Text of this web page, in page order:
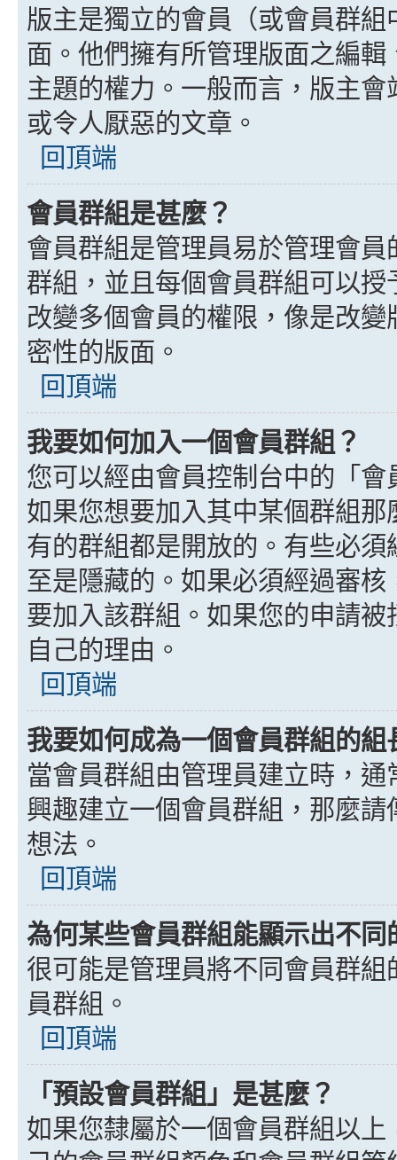
版主是獨立的會員（或會員群
面。他們擁有所管理版面之編
主題的權力。一般而言，版主
或令人厭惡的文章。
回頂端
會員群組是甚麼？
會員群組是管理員易於管理會
群組，並且每個會員群組可以
改變多個會員的權限，像是改
密性的版面。
回頂端
我要如何加入一個會員群組？
您可以經由會員控制台中的「
如果您想要加入其中某個群組
有的群組都是開放的。有些必
至是隱藏的。如果必須經過審
要加入該群組。如果您的申請
自己的理由。
回頂端
我要如何成為一個會員群組的組
當會員群組由管理員建立時，
興趣建立一個會員群組，那麼
想法。
回頂端
為何某些會員群組能顯示出不同
很可能是管理員將不同會員群
員群組。
回頂端
「預設會員群組」是甚麼？
如果您隸屬於一個會員群組以